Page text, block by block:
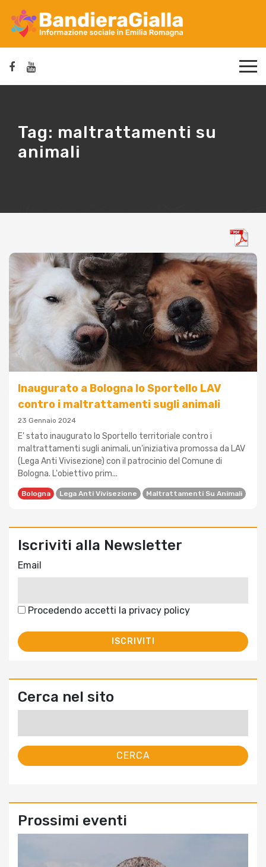
Tag: maltrattamenti su
animali
Inaugurato a Bologna lo Sportello LAV
contro i maltrattamenti sugli animali
23 Gennaio 2024
E' stato inaugurato lo Sportello territoriale contro i
maltrattamenti sugli animali, un'iniziativa promossa da LAV
(Lega Anti Vivisezione) con il patrocinio del Comune di
Bologna. L'obiettivo prim...
Bologna Lega Anti Vivisezione Maltrattamenti Su Animali
Iscriviti alla Newsletter
Email
Procedendo accetti la privacy policy
Cerca nel sito
Prossimi eventi